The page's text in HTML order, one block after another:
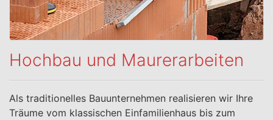
Hochbau und Maurerarbeiten
Als traditionelles Bauunternehmen realisieren wir Ihre
Träume vom klassischen Einfamilienhaus bis zum